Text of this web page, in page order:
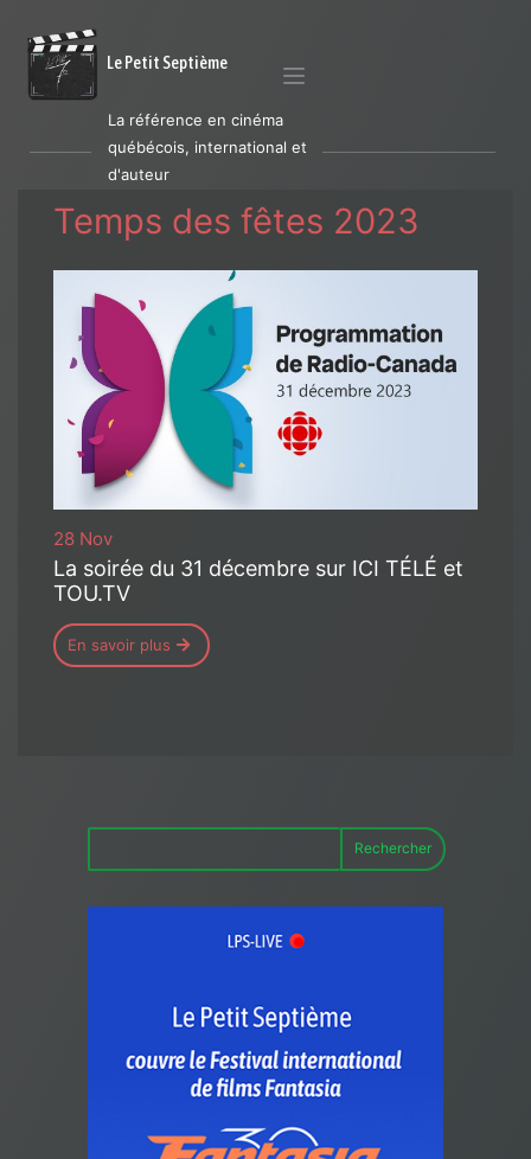
Le Petit Septième
La référence en cinéma
québécois, international et
d'auteur
Temps des fêtes 2023
28 Nov
La soirée du 31 décembre sur ICI TÉLÉ et
TOU.TV
En savoir plus
Rechercher